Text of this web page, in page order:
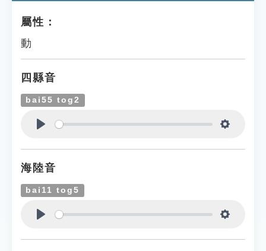
屬性：
動
四縣音
bai55 tog2
海陸音
bai11 tog5